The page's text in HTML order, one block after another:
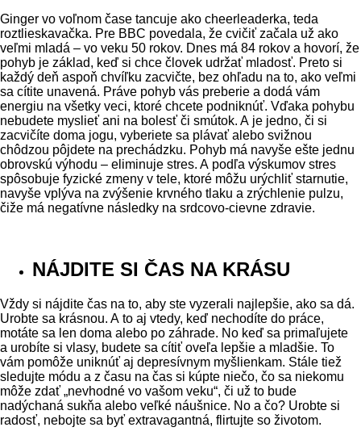
Ginger vo voľnom čase tancuje ako cheerleaderka, teda
roztlieskavačka. Pre BBC povedala, že cvičiť začala už ako
veľmi mladá – vo veku 50 rokov. Dnes má 84 rokov a hovorí, že
pohyb je základ, keď si chce človek udržať mladosť. Preto si
každý deň aspoň chvíľku zacvičte, bez ohľadu na to, ako veľmi
sa cítite unavená. Práve pohyb vás preberie a dodá vám
energiu na všetky veci, ktoré chcete podniknúť. Vďaka pohybu
nebudete myslieť ani na bolesť či smútok. A je jedno, či si
zacvičíte doma jogu, vyberiete sa plávať alebo svižnou
chôdzou pôjdete na prechádzku. Pohyb má navyše ešte jednu
obrovskú výhodu – eliminuje stres. A podľa výskumov stres
spôsobuje fyzické zmeny v tele, ktoré môžu urýchliť starnutie,
navyše vplýva na zvýšenie krvného tlaku a zrýchlenie pulzu,
čiže má negatívne následky na srdcovo-cievne zdravie.
NÁJDITE SI ČAS NA KRÁSU
Vždy si nájdite čas na to, aby ste vyzerali najlepšie, ako sa dá.
Urobte sa krásnou. A to aj vtedy, keď nechodíte do práce,
motáte sa len doma alebo po záhrade. No keď sa primaľujete
a urobíte si vlasy, budete sa cítiť oveľa lepšie a mladšie. To
vám pomôže uniknúť aj depresívnym myšlienkam. Stále tiež
sledujte módu a z času na čas si kúpte niečo, čo sa niekomu
môže zdať „nevhodné vo vašom veku“, či už to bude
nadýchaná sukňa alebo veľké náušnice. No a čo? Urobte si
radosť, nebojte sa byť extravagantná, flirtujte so životom.